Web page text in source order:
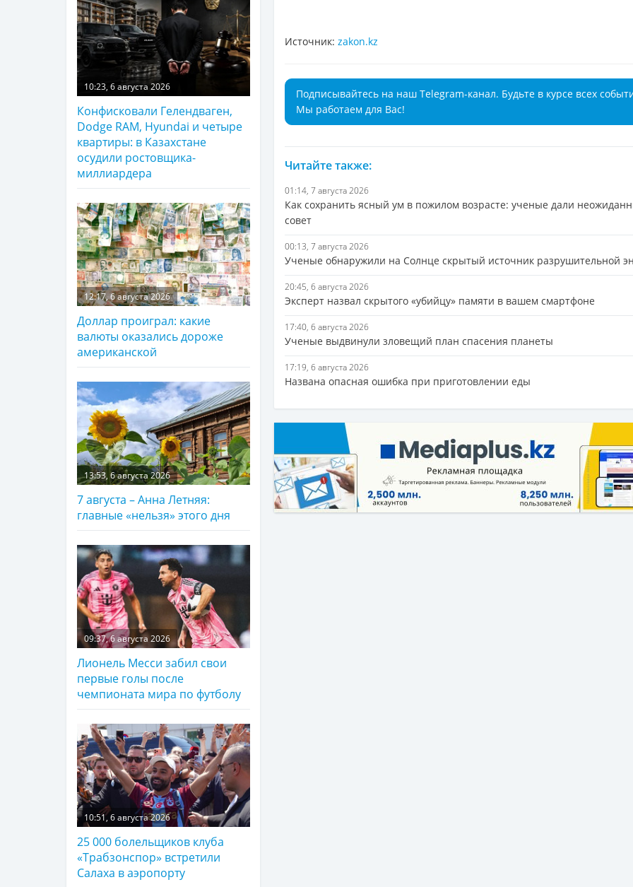
Источник: zakon.kz
Подписывайтесь на наш Telegram-канал. Будьте в курсе всех
Мы работаем для Вас!
Читайте также:
01:14, 7 августа 2026
Как сохранить ясный ум в пожилом возрасте: ученые дали
совет
00:13, 7 августа 2026
Ученые обнаружили на Солнце скрытый источник разрушительной
20:45, 6 августа 2026
Эксперт назвал скрытого «убийцу» памяти в вашем смартфоне
17:40, 6 августа 2026
Ученые выдвинули зловещий план спасения планеты
17:19, 6 августа 2026
Названа опасная ошибка при приготовлении еды
10:23, 6 августа 2026
Конфисковали Гелендваген,
Dodge RAM, Hyundai и четыре
квартиры: в Казахстане
осудили ростовщика-
миллиардера
12:17, 6 августа 2026
Доллар проиграл: какие
валюты оказались дороже
американской
13:53, 6 августа 2026
7 августа – Анна Летняя:
главные «нельзя» этого дня
09:37, 6 августа 2026
Лионель Месси забил свои
первые голы после
чемпионата мира по футболу
10:51, 6 августа 2026
25 000 болельщиков клуба
«Трабзонспор» встретили
Салаха в аэропорту